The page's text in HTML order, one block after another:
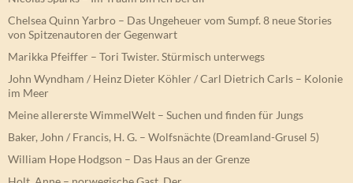
Chelsea Quinn Yarbro – Das Ungeheuer vom Sumpf. 8 neue Stories
von Spitzenautoren der Gegenwart
Marikka Pfeiffer – Tori Twister. Stürmisch unterwegs
John Wyndham / Heinz Dieter Köhler / Carl Dietrich Carls – Kolonie
im Meer
Meine allererste WimmelWelt – Suchen und finden für Jungs
Baker, John / Francis, H. G. – Wolfsnächte (Dreamland-Grusel 5)
William Hope Hodgson – Das Haus an der Grenze